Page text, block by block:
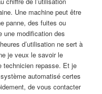
Une machine peut être
panne, des fuites ou
une modification des
d’utilisation ne sert à
je veux le savoir le
technicien repasse. Et je
automatisé certes
de vous contacter